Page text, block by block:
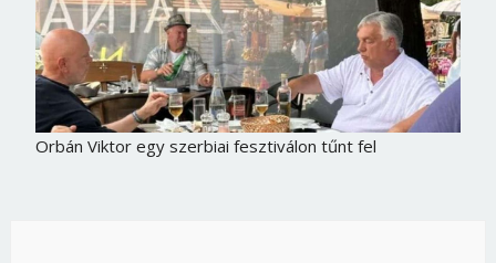
Orbán Viktor egy szerbiai fesztiválon tűnt fel